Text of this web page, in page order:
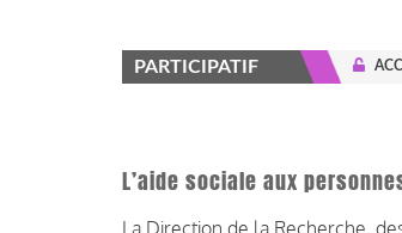
PARTICIPATIF
L’aide sociale aux
La Direction de la Recherche,